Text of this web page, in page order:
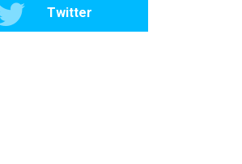
Twitter